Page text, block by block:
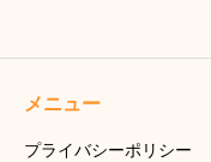
メニュー
プライバシーポリシー